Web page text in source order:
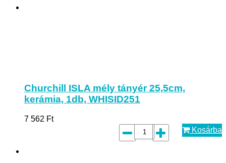
Churchill ISLA mély tányér 25,5cm,
kerámia, 1db, WHISID251
7 562 Ft
Kosárba